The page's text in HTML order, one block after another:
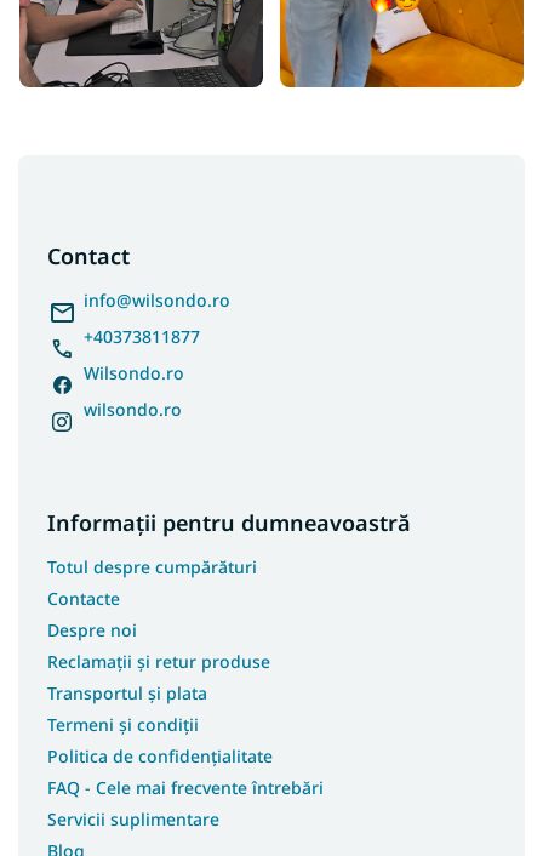
Contact
info@wilsondo.ro
+40373811877
Wilsondo.ro
wilsondo.ro
Informații pentru dumneavoastră
Totul despre cumpărături
Contacte
Despre noi
Reclamații și retur produse
Transportul și plata
Termeni și condiții
Politica de confidențialitate
FAQ - Cele mai frecvente întrebări
Servicii suplimentare
Blog